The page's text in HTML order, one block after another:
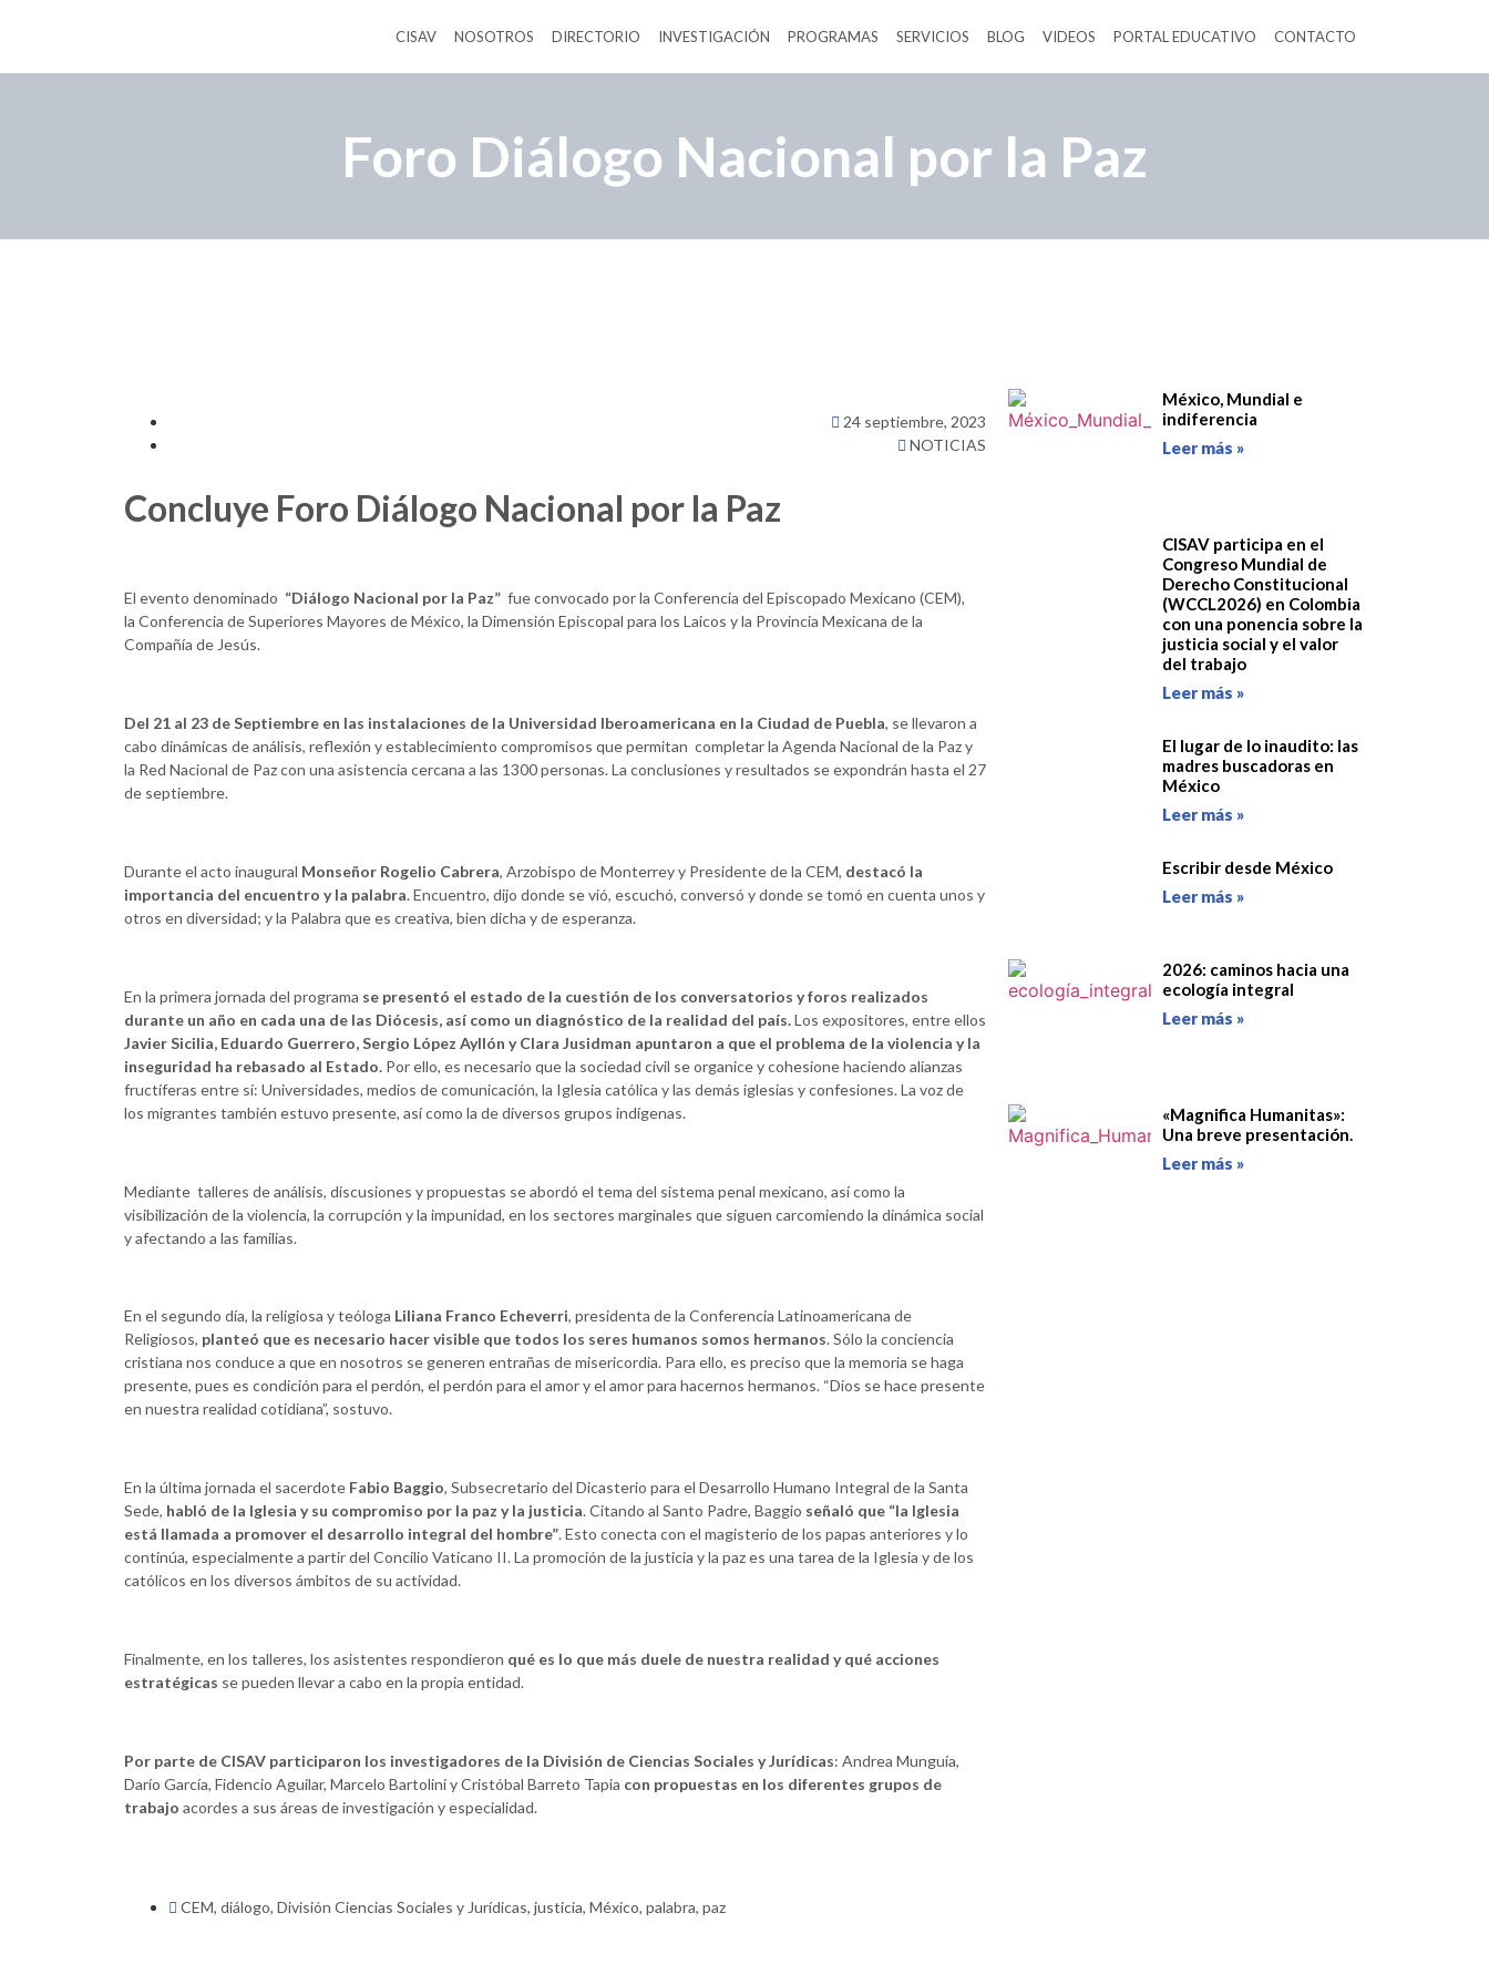
CISAV NOSOTROS DIRECTORIO INVESTIGACIÓN PROGRAMAS SERVICIOS BLOG VIDEOS PORTAL EDUCATIVO CONTACTO
Foro Diálogo Nacional por la Paz
24 septiembre, 2023
NOTICIAS
Concluye Foro Diálogo Nacional por la Paz
El evento denominado “Diálogo Nacional por la Paz” fue convocado por la Conferencia del Episcopado Mexicano (CEM),
la Conferencia de Superiores Mayores de México, la Dimensión Episcopal para los Laicos y la Provincia Mexicana de la
Compañía de Jesús.
Del 21 al 23 de Septiembre en las instalaciones de la Universidad Iberoamericana en la Ciudad de Puebla, se llevaron a
cabo dinámicas de análisis, reflexión y establecimiento compromisos que permitan completar la Agenda Nacional de la Paz y
la Red Nacional de Paz con una asistencia cercana a las 1300 personas. La conclusiones y resultados se expondrán hasta el 27
de septiembre.
Durante el acto inaugural Monseñor Rogelio Cabrera, Arzobispo de Monterrey y Presidente de la CEM, destacó la
importancia del encuentro y la palabra. Encuentro, dijo donde se vió, escuchó, conversó y donde se tomó en cuenta unos y
otros en diversidad; y la Palabra que es creativa, bien dicha y de esperanza.
En la primera jornada del programa se presentó el estado de la cuestión de los conversatorios y foros realizados
durante un año en cada una de las Diócesis, así como un diagnóstico de la realidad del país.Los expositores, entre ellos
Javier Sicilia, Eduardo Guerrero, Sergio López Ayllón y Clara Jusidman apuntaron a que el problema de la violencia y la
inseguridad ha rebasado al Estado. Por ello, es necesario que la sociedad civil se organice y cohesione haciendo alianzas
fructíferas entre sí: Universidades, medios de comunicación, la Iglesia católica y las demás iglesias y confesiones. La voz de
los migrantes también estuvo presente, así como la de diversos grupos indígenas.
Mediante talleres de análisis, discusiones y propuestas se abordó el tema del sistema penal mexicano, así como la
visibilización de la violencia, la corrupción y la impunidad, en los sectores marginales que siguen carcomiendo la dinámica social
y afectando a las familias.
En el segundo día, la religiosa y teóloga Liliana Franco Echeverri, presidenta de la Conferencia Latinoamericana de
Religiosos, planteó que es necesario hacer visible que todos los seres humanos somos hermanos. Sólo la conciencia
cristiana nos conduce a que en nosotros se generen entrañas de misericordia. Para ello, es preciso que la memoria se haga
presente, pues es condición para el perdón, el perdón para el amor y el amor para hacernos hermanos. “Dios se hace presente
en nuestra realidad cotidiana”, sostuvo.
En la última jornada el sacerdote Fabio Baggio, Subsecretario del Dicasterio para el Desarrollo Humano Integral de la Santa
Sede, habló de la Iglesia y su compromiso por la paz y la justicia. Citando al Santo Padre, Baggio señaló que “la Iglesia
está llamada a promover el desarrollo integral del hombre”. Esto conecta con el magisterio de los papas anteriores y lo
continúa, especialmente a partir del Concilio Vaticano II. La promoción de la justicia y la paz es una tarea de la Iglesia y de los
católicos en los diversos ámbitos de su actividad.
Finalmente, en los talleres, los asistentes respondieron qué es lo que más duele de nuestra realidad y qué acciones
estratégicas se pueden llevar a cabo en la propia entidad.
Por parte de CISAV participaron los investigadores de la División de Ciencias Sociales y Jurídicas: Andrea Munguía,
Darío García, Fidencio Aguilar, Marcelo Bartolini y Cristóbal Barreto Tapia con propuestas en los diferentes grupos de
trabajo acordes a sus áreas de investigación y especialidad.
CEM, diálogo, División Ciencias Sociales y Jurídicas, justicia, México, palabra, paz
México, Mundial e
indiferencia
Leer más »
CISAV participa en el
Congreso Mundial de
Derecho Constitucional
(WCCL2026) en Colombia
con una ponencia sobre la
justicia social y el valor
del trabajo
Leer más »
El lugar de lo inaudito: las
madres buscadoras en
México
Leer más »
Escribir desde México
Leer más »
2026: caminos hacia una
ecología integral
Leer más »
«Magnifica Humanitas»:
Una breve presentación.
Leer más »